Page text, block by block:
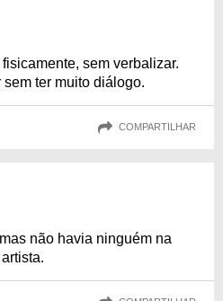
sem verbalizar.
ter muito diálogo.
COMPARTILHAR
não havia ninguém na